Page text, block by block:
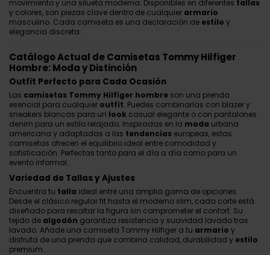
movimiento y una silueta moderna. Disponibles en diferentes tallas
y colores, son piezas clave dentro de cualquier armario
masculino. Cada camiseta es una declaración de estilo y
elegancia discreta.
Catálogo Actual de Camisetas Tommy Hilfiger
Hombre: Moda y Distinción
Outfit Perfecto para Cada Ocasión
Las camisetas Tommy Hilfiger hombre son una prenda
esencial para cualquier outfit. Puedes combinarlas con blazer y
sneakers blancas para un look casual elegante o con pantalones
denim para un estilo relajado. Inspiradas en la moda urbana
americana y adaptadas a las tendencias europeas, estas
camisetas ofrecen el equilibrio ideal entre comodidad y
sofisticación. Perfectas tanto para el día a día como para un
evento informal.
Variedad de Tallas y Ajustes
Encuentra tu talla ideal entre una amplia gama de opciones.
Desde el clásico regular fit hasta el moderno slim, cada corte está
diseñado para resaltar la figura sin comprometer el confort. Su
tejido de algodón garantiza resistencia y suavidad lavado tras
lavado. Añade una camiseta Tommy Hilfiger a tu armario y
disfruta de una prenda que combina calidad, durabilidad y estilo
premium.